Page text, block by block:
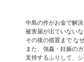
中島の件がお金で解
被害届が出ていない
その後の措置まで な
また、強姦・妊娠の
支持するふりして、